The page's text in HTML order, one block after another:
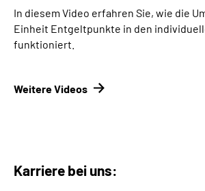
In diesem Video erfahren Sie, wie die
Einheit Entgeltpunkte in den
funktioniert.
Weitere Videos
Karriere bei uns: